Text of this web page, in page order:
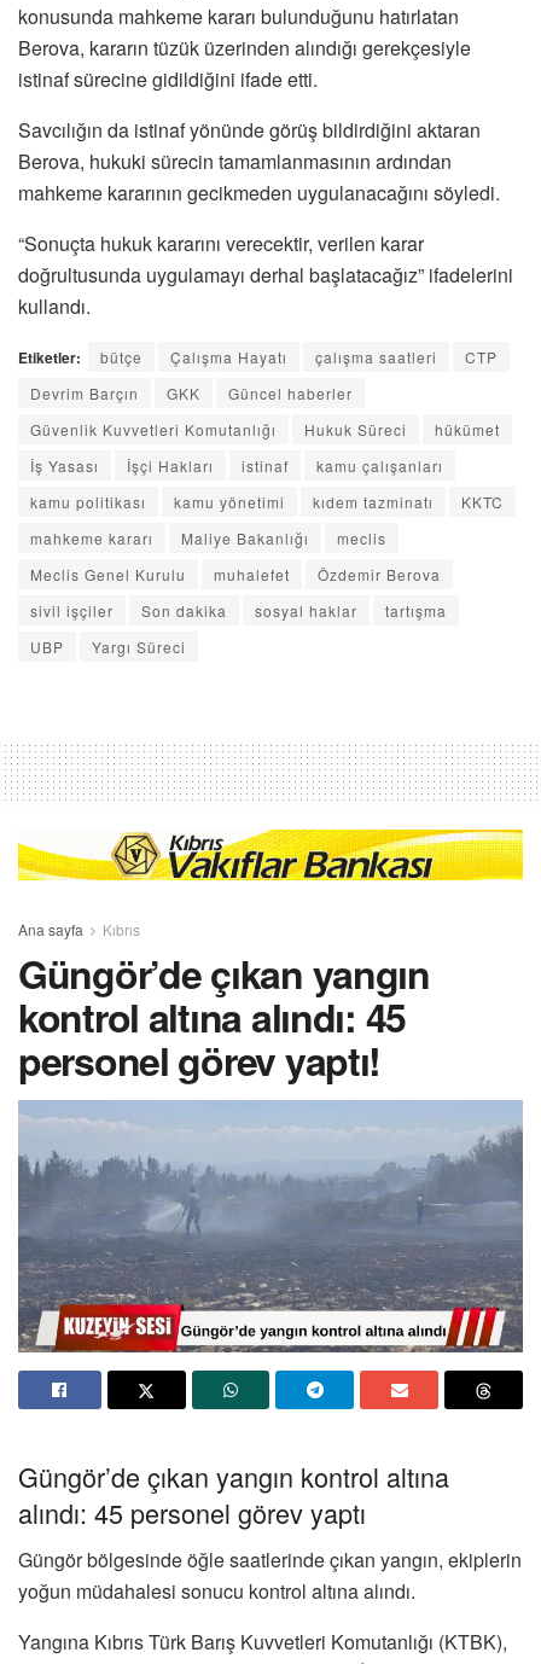
konusunda mahkeme kararı bulunduğunu hatırlatan
Berova, kararın tüzük üzerinden alındığı gerekçesiyle
istinaf sürecine gidildiğini ifade etti.
Savcılığın da istinaf yönünde görüş bildirdiğini aktaran
Berova, hukuki sürecin tamamlanmasının ardından
mahkeme kararının gecikmeden uygulanacağını söyledi.
“Sonuçta hukuk kararını verecektir, verilen karar
doğrultusunda uygulamayı derhal başlatacağız” ifadelerini
kullandı.
Etiketler: bütçe Çalışma Hayatı çalışma saatleri
CTP
Devrim Barçın
GKK
Güncel haberler
Güvenlik Kuvvetleri Komutanlığı
Hukuk Süreci
hükümet
İş Yasası
İşçi Hakları istinaf
kamu çalışanları
kamu politikası
kamu yönetimi kıdem tazminatı
KKTC
mahkeme kararı
Maliye Bakanlığı
meclis
Meclis Genel Kurulu
muhalefet
Özdemir Berova
sivil işçiler
Son dakika sosyal haklar
tartışma
UBP
Yargı Süreci
Ana sayfa Kıbrıs
Güngör’de çıkan yangın
kontrol altına alındı: 45
personel görev yaptı!
Güngör’de çıkan yangın kontrol altına
alındı: 45 personel görev yaptı
Güngör bölgesinde öğle saatlerinde çıkan yangın, ekiplerin
yoğun müdahalesi sonucu kontrol altına alındı.
Yangına Kıbrıs Türk Barış Kuvvetleri Komutanlığı (KTBK),